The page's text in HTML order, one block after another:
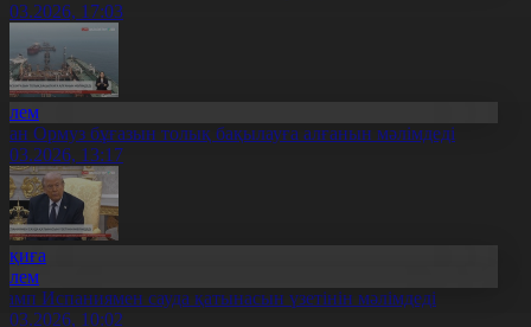
17:03
Ормуз бұғазын толық бақылауға алғанын мәлімдеді
13:17
Испаниямен сауда қатынасын үзетінін мәлімдеді
10:02